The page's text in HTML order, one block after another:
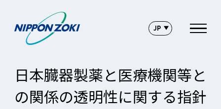
日本臓器製薬と医療機関等と
の関係の透明性に関する指針